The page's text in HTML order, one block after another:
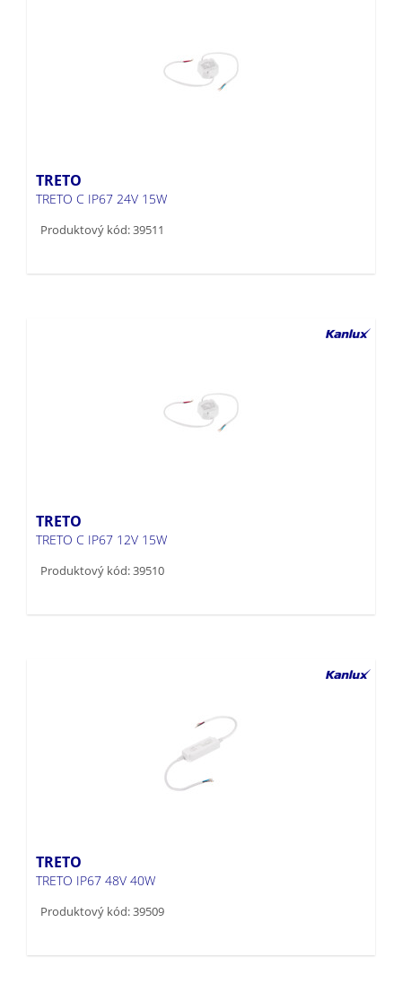
TRETO
TRETO C IP67 24V 15W
Produktový kód: 39511
TRETO
TRETO C IP67 12V 15W
Produktový kód: 39510
TRETO
TRETO IP67 48V 40W
Produktový kód: 39509